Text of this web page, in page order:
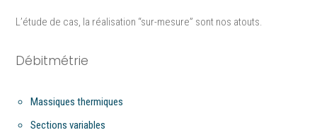
L’étude de cas, la réalisation “sur-mesure”​ sont nos atouts.
Débitmétrie
Massiques thermiques
Sections variables